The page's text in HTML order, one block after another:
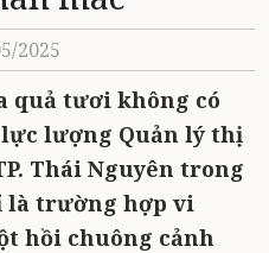
2025
quả tươi không có
lượng Quản lý thị
Thái Nguyên trong
là trường hợp vi
hồi chuông cảnh